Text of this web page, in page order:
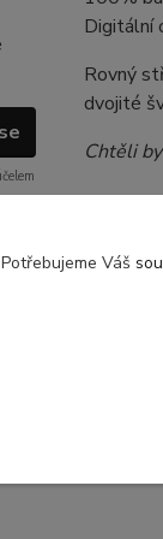
Digitální
Rovný
dvojité
Chtěli
Potřebujeme Váš